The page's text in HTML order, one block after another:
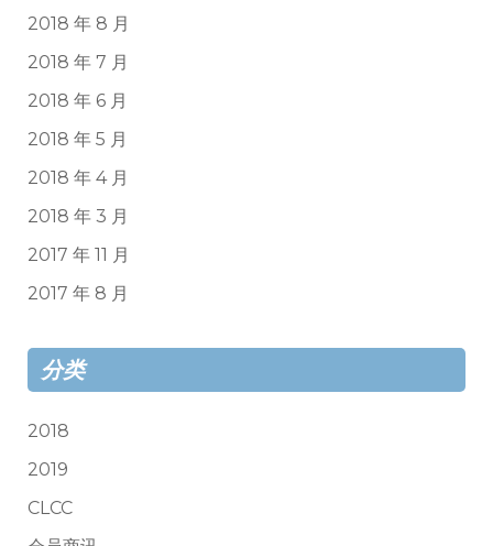
2018 年 8 月
2018 年 7 月
2018 年 6 月
2018 年 5 月
2018 年 4 月
2018 年 3 月
2017 年 11 月
2017 年 8 月
分类
2018
2019
CLCC